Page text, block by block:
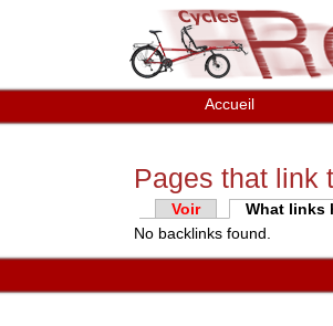
Aller au contenu principal
Accueil
Pages that link
Onglets
principaux
Voir What links
No backlinks found.